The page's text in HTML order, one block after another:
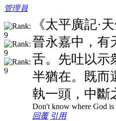
管理員
《太平廣記·
晉永嘉中，有
舌。先吐以示
半猶在。既而
執一頭，中斷
Don't know where God is
回覆 引用